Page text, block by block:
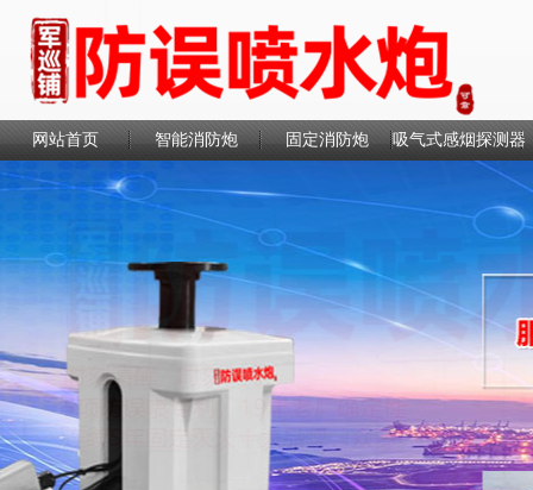
网站首页 智能消防炮 固定消防炮 吸气式感烟探测器
联系我们